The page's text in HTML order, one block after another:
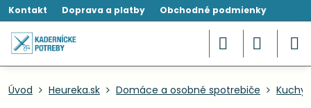
Kontakt Doprava a platby Obchodné podmienky
Úvod Heureka.sk Domáce a osobné spotrebiče